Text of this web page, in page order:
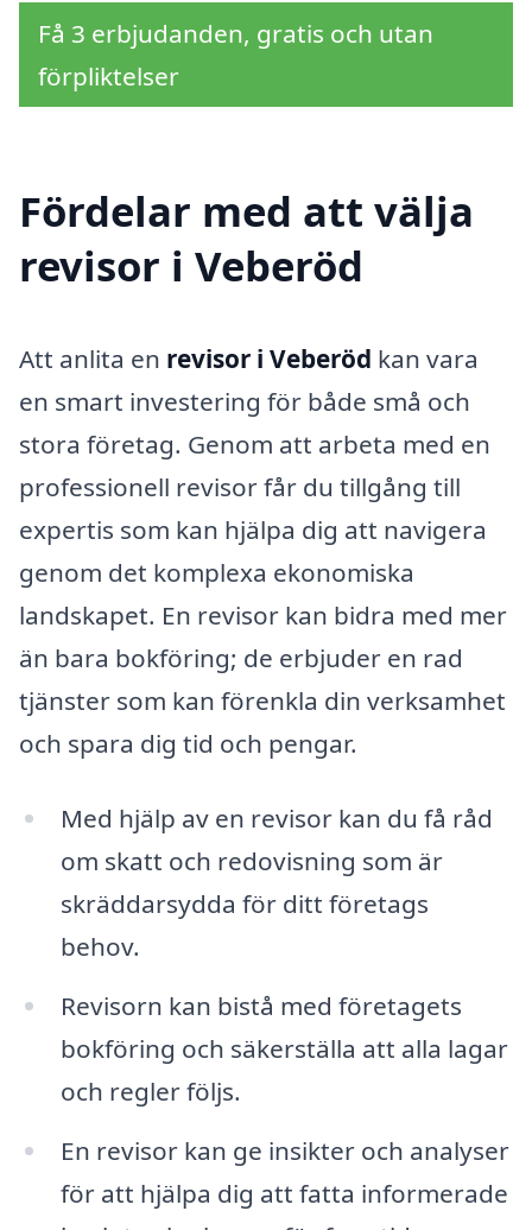
Få 3 erbjudanden, gratis och utan
förpliktelser
Fördelar med att välja
revisor i Veberöd
Att anlita en revisor i Veberöd kan vara
en smart investering för både små och
stora företag. Genom att arbeta med en
professionell revisor får du tillgång till
expertis som kan hjälpa dig att navigera
genom det komplexa ekonomiska
landskapet. En revisor kan bidra med mer
än bara bokföring; de erbjuder en rad
tjänster som kan förenkla din verksamhet
och spara dig tid och pengar.
Med hjälp av en revisor kan du få råd
om skatt och redovisning som är
skräddarsydda för ditt företags
behov.
Revisorn kan bistå med företagets
bokföring och säkerställa att alla lagar
och regler följs.
En revisor kan ge insikter och analyser
för att hjälpa dig att fatta informerade